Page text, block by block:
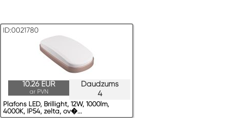
ID:0021780
Daudzums
4
10.26 EUR
ar PVN
Plafons LED, Brillight, 12W, 1000lm,
4000K, IP54, zelta, ov�...